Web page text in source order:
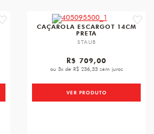
PANELAS
TALHERES
favorite CAÇAROLA ESCARGOT 14CM
PRETA
STAUB
R$ 709,00
ou 3x de R$ 236,33 sem juros
VER PRODUTO